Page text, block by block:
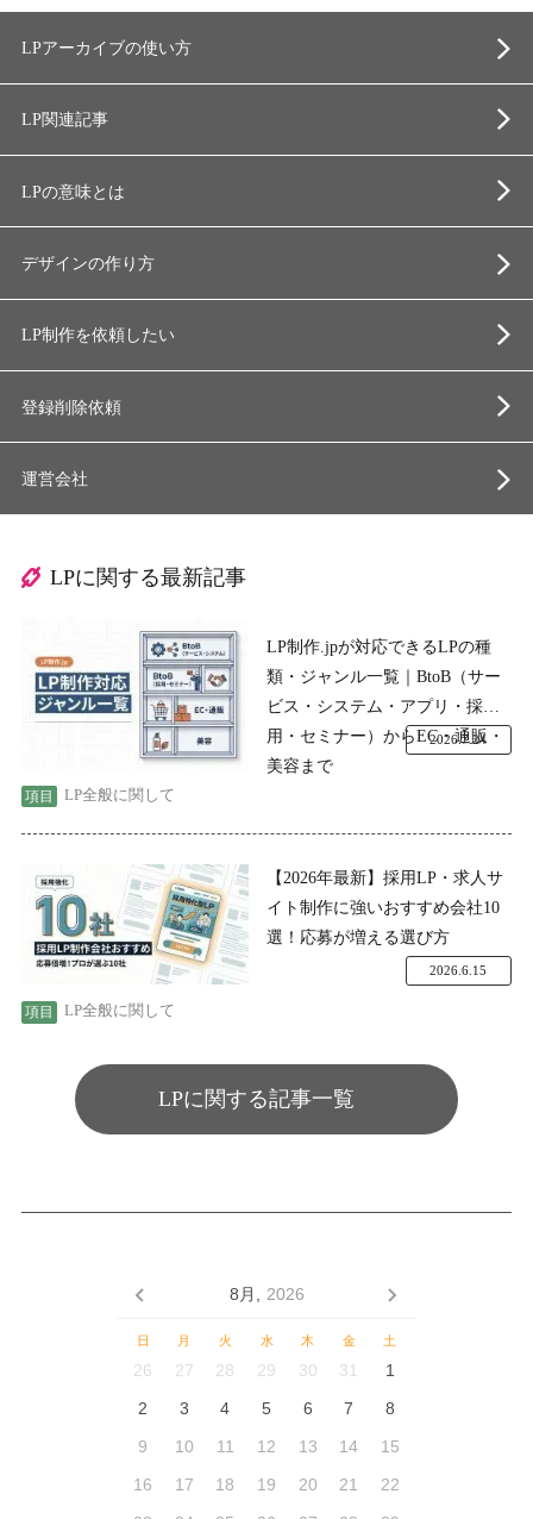
LPアーカイブの使い方
LP関連記事
LPの意味とは
デザインの作り方
LP制作を依頼したい
登録削除依頼
運営会社
LPに関する最新記事
LP制作.jpが対応できるLPの種
類・ジャンル一覧｜BtoB（サー
ビス・システム・アプリ・採
用・セミナー）からEC・通販・
美容まで
LP全般に関して
2026.7.24
【2026年最新】採用LP・求人サ
イト制作に強いおすすめ会社10
選！応募が増える選び方
LP全般に関して
2026.6.15
LPに関する記事一覧
8月, 2026
日 月 火 水 木 金 土
26 27 28 29 30 31
1
2
3 4 5 6 7
8
9
10 11 12 13 14
15
16
17 18 19 20 21
22